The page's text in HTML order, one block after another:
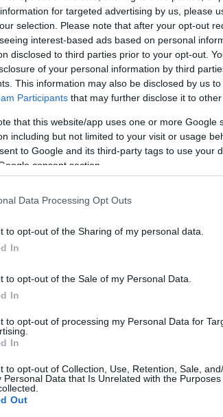
for targeted advertising by us, please
selection. Please note that after your opt-out
interest-based ads based on personal
disclosed to third parties prior to your opt-out.
of your personal information by third
This information may also be disclosed by us
Participants that may further disclose it to other
that this website/app uses one or more Google
including but not limited to your visit or usage
to Google and its third-party tags to use your
consent section.
Data Processing Opt Outs
to opt-out of the Sharing of my personal data.
In
to opt-out of the Sale of my Personal Data.
In
to opt-out of processing my Personal Data for
In
to opt-out of Collection, Use, Retention, Sale,
Personal Data that Is Unrelated with the
Out
ΔΙΑΦΗΜΙΣΗ